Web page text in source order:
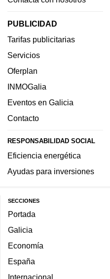
PUBLICIDAD
Tarifas publicitarias
Servicios
Oferplan
INMOGalia
Eventos en Galicia
Contacto
RESPONSABILIDAD SOCIAL
Eficiencia energética
Ayudas para inversiones
SECCIONES
Portada
Galicia
Economía
España
Internacional